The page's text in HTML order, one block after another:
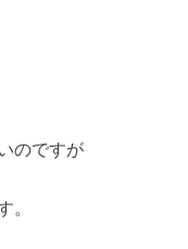
のですが
。